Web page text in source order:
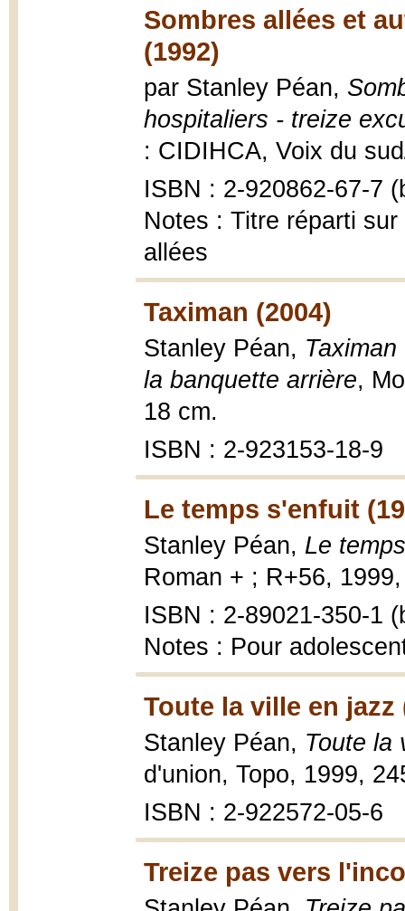
Sombres allées et
(1992)
par Stanley Péan,
hospitaliers - treize
: CIDIHCA, Voix du
ISBN : 2-920862-67-7
Notes : Titre réparti
allées
Taximan (2004)
Stanley Péan,
la banquette arrière,
18 cm.
ISBN : 2-923153-18-9
Le temps s'enfuit
Stanley Péan, Le
Roman + ; R+56,
ISBN : 2-89021-350-1
Notes : Pour
Toute la ville en jazz
Stanley Péan, Toute la
d'union, Topo, 1999,
ISBN : 2-922572-05-6
Treize pas vers